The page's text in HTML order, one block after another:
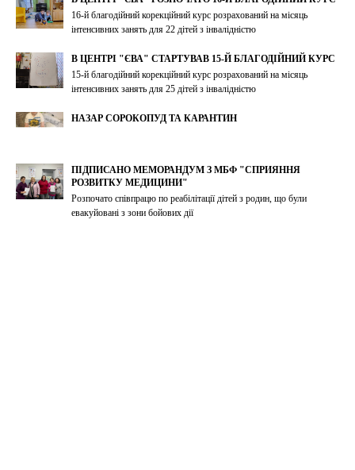
16-й благодійний корекційний курс розрахований на місяць
інтенсивних занять для 22 дітей з інвалідністю
В ЦЕНТРІ "ЄВА" СТАРТУВАВ 15-Й БЛАГОДІЙНИЙ КУРС
15-й благодійний корекційний курс розрахований на місяць
інтенсивних занять для 25 дітей з інвалідністю
НАЗАР СОРОКОПУД ТА КАРАНТИН
ПІДПИСАНО МЕМОРАНДУМ З МБФ "СПРИЯННЯ
РОЗВИТКУ МЕДИЦИНИ"
Розпочато співпрацю по реабілітації дітей з родин, що були
евакуйовані з зони бойових дії